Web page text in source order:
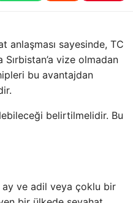
anlaşması sayesinde, TC
vize olmadan
bu avantajdan
belirtilmelidir. Bu
ay ve adil veya çoklu bir